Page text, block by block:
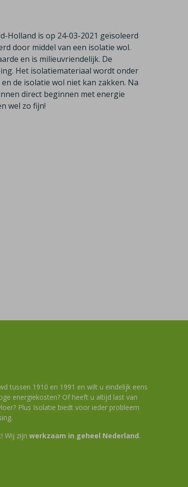
Holland is op 24-03-2021 geïsoleerd
door middel van een isolatie wol.
en is milieuvriendelijk. De
Het isolatiemateriaal wordt onder
de isolatie wol niet kan zakken. Na
direct beginnen met energie
wel zo fijn!
tussen 1910 en 1991 en wilt u eindelijk eens
energiekosten? Of heeft u altijd last van
Plus Isolatie biedt voor ieder probleem
Wij zijn werkzaam in geheel Nederland.